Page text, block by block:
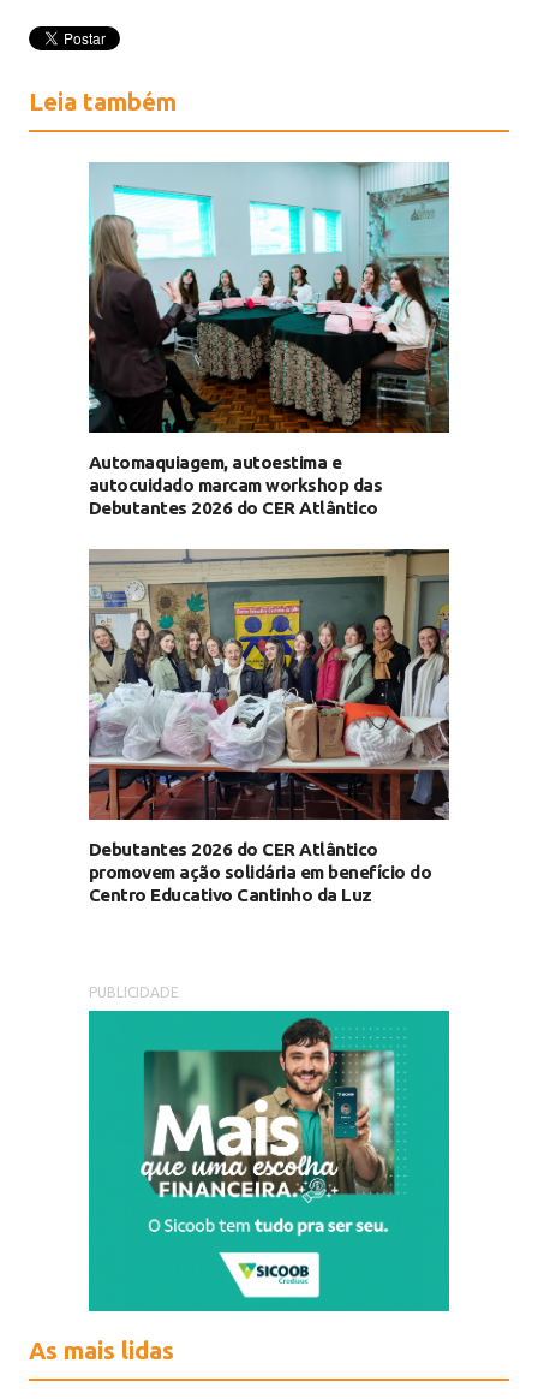
Leia também
Automaquiagem, autoestima e
autocuidado marcam workshop das
Debutantes 2026 do CER Atlântico
Debutantes 2026 do CER Atlântico
promovem ação solidária em benefício do
Centro Educativo Cantinho da Luz
PUBLICIDADE
As mais lidas